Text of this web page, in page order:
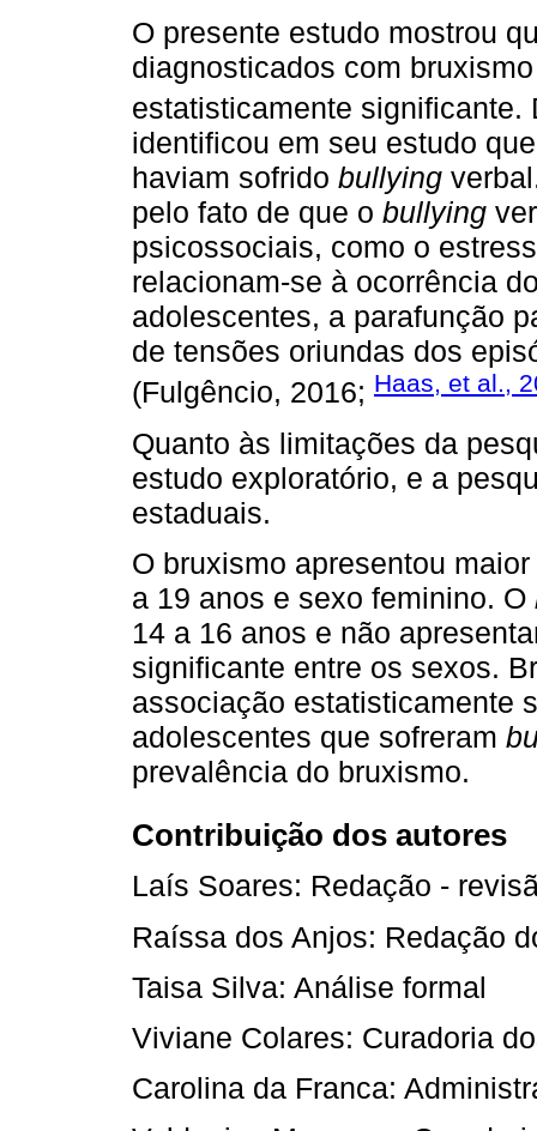
O presente estudo mostrou
diagnosticados com
estatisticamente
identificou em seu estudo
haviam sofrido bullying
pelo fato de que o bullying
psicossociais, como o
relacionam-se à ocorrência
adolescentes, a parafunção
de tensões oriundas dos
(Fulgêncio, 2016; Haas, et al.,
Quanto às limitações da
estudo exploratório, e a
estaduais.
O bruxismo apresentou
a 19 anos e sexo feminino. O
14 a 16 anos e não
significante entre os sexos.
associação estatisticamente
adolescentes que sofreram
prevalência do bruxismo.
Contribuição dos autores
Laís Soares: Redação -
Raíssa dos Anjos: Redação
Taisa Silva: Análise formal
Viviane Colares: Curadoria
Carolina da Franca: